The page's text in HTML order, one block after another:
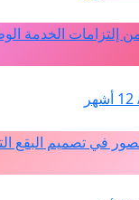
في تصميم البقع